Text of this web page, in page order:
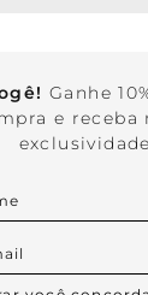
Ganhe
e receba